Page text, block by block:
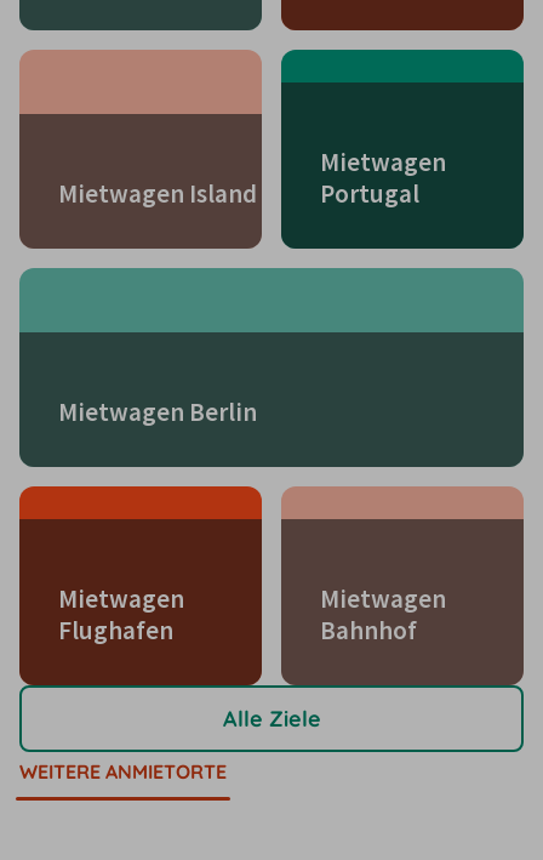
Mietwagen Island
Mietwagen
Portugal
Mietwagen Berlin
Mietwagen
Flughafen
Mietwagen
Bahnhof
Alle Ziele
WEITERE ANMIETORTE